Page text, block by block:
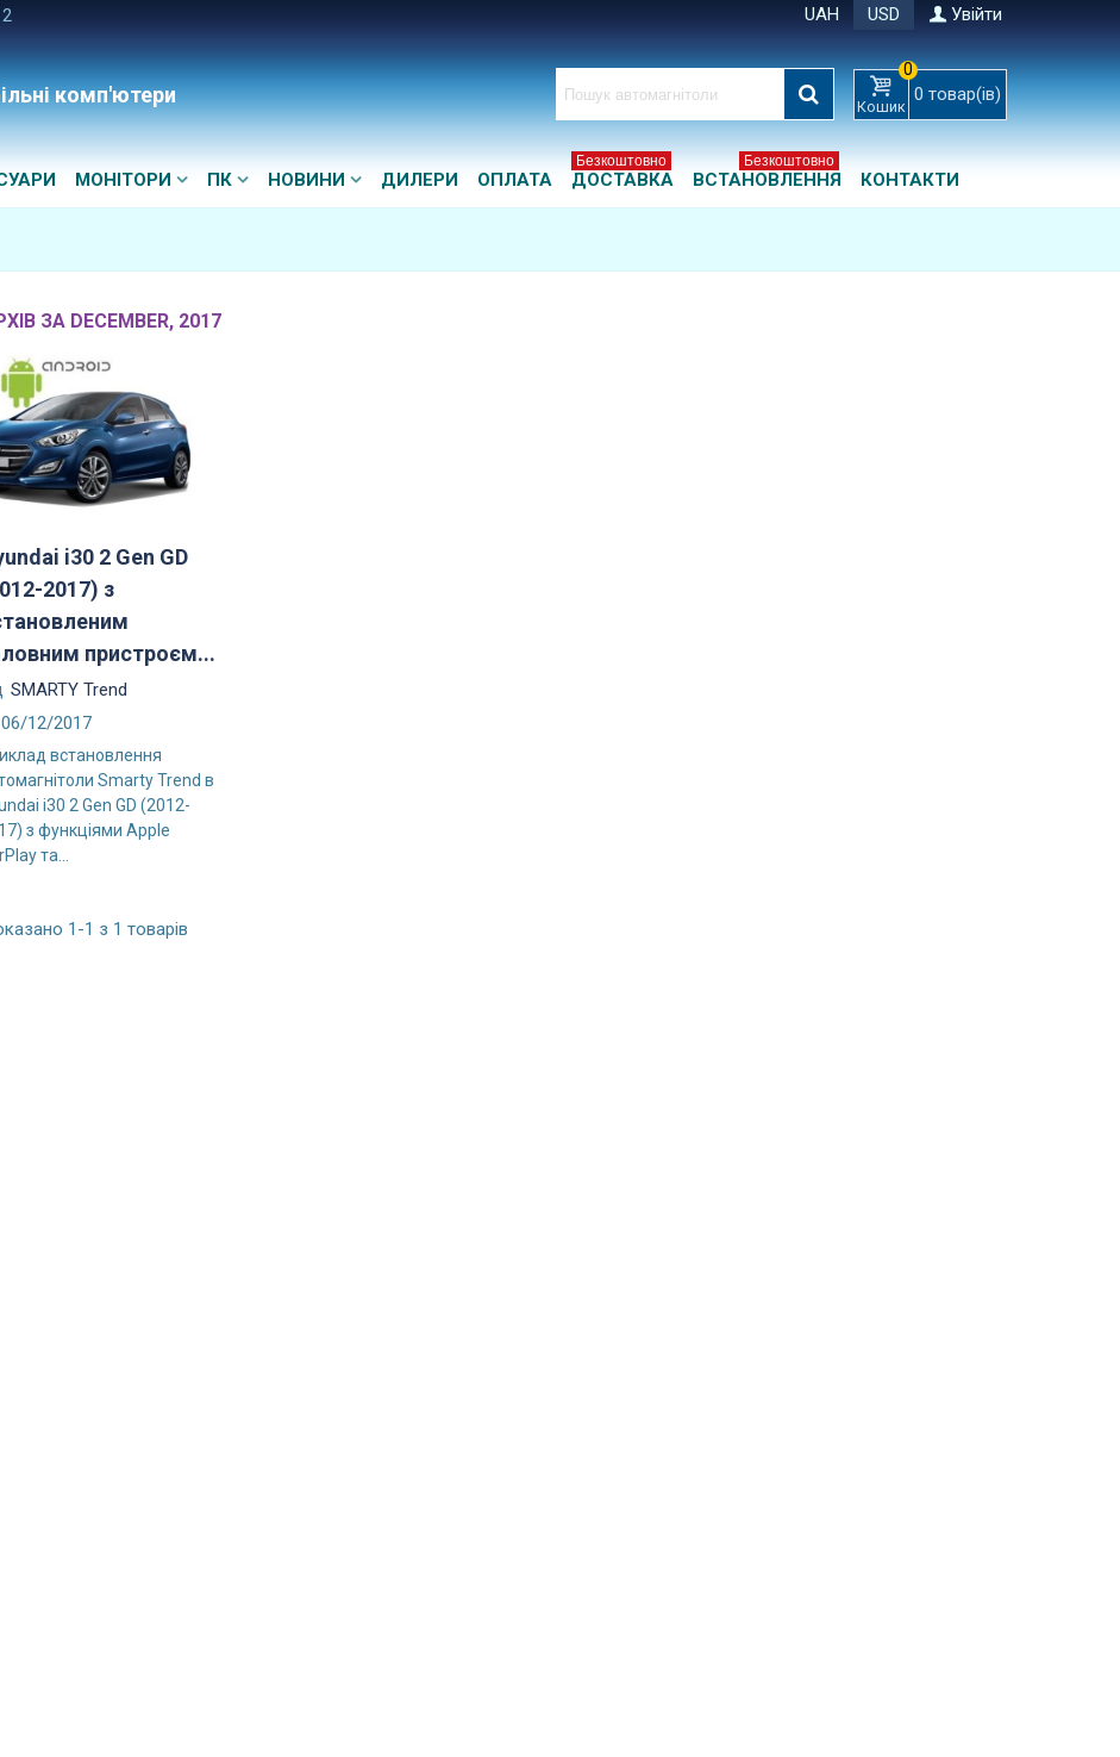
UAH USD Увійти
комп'ютери Кошик
0
0 товар(ів)
МОНІТОРИ ПК НОВИНИ ДИЛЕРИ ОПЛАТА ДОСТАВКА
Безкоштовно
ВСТАНОВЛЕННЯ
Безкоштовно
КОНТАКТИ
ЗА DECEMBER, 2017
i30 2 Gen GD
2017) з
пристроєм...
SMARTY Trend
06/12/2017
встановлення
Smarty Trend в
i30 2 Gen GD (2012-
з функціями Apple
та...
1-1 з 1 товарів